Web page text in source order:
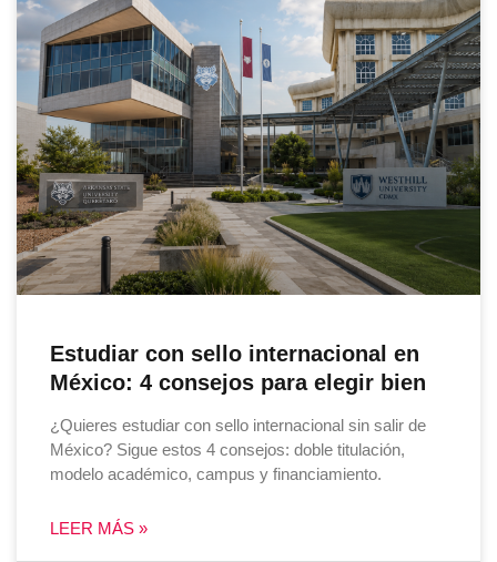
Estudiar con sello internacional en
México: 4 consejos para elegir bien
¿Quieres estudiar con sello internacional sin salir de
México? Sigue estos 4 consejos: doble titulación,
modelo académico, campus y financiamiento.
LEER MÁS »